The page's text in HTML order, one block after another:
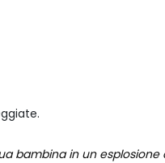
bambina in un